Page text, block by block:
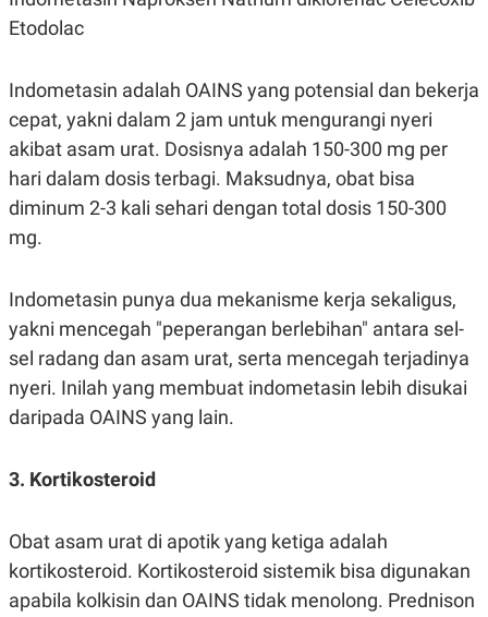
Etodolac
Indometasin adalah OAINS yang potensial dan bekerja
cepat, yakni dalam 2 jam untuk mengurangi nyeri
akibat asam urat. Dosisnya adalah 150-300 mg per
hari dalam dosis terbagi. Maksudnya, obat bisa
diminum 2-3 kali sehari dengan total dosis 150-300
mg.
Indometasin punya dua mekanisme kerja sekaligus,
yakni mencegah "peperangan berlebihan" antara sel-
sel radang dan asam urat, serta mencegah terjadinya
nyeri. Inilah yang membuat indometasin lebih disukai
daripada OAINS yang lain.
3. Kortikosteroid
Obat asam urat di apotik yang ketiga adalah
kortikosteroid. Kortikosteroid sistemik bisa digunakan
apabila kolkisin dan OAINS tidak menolong. Prednison